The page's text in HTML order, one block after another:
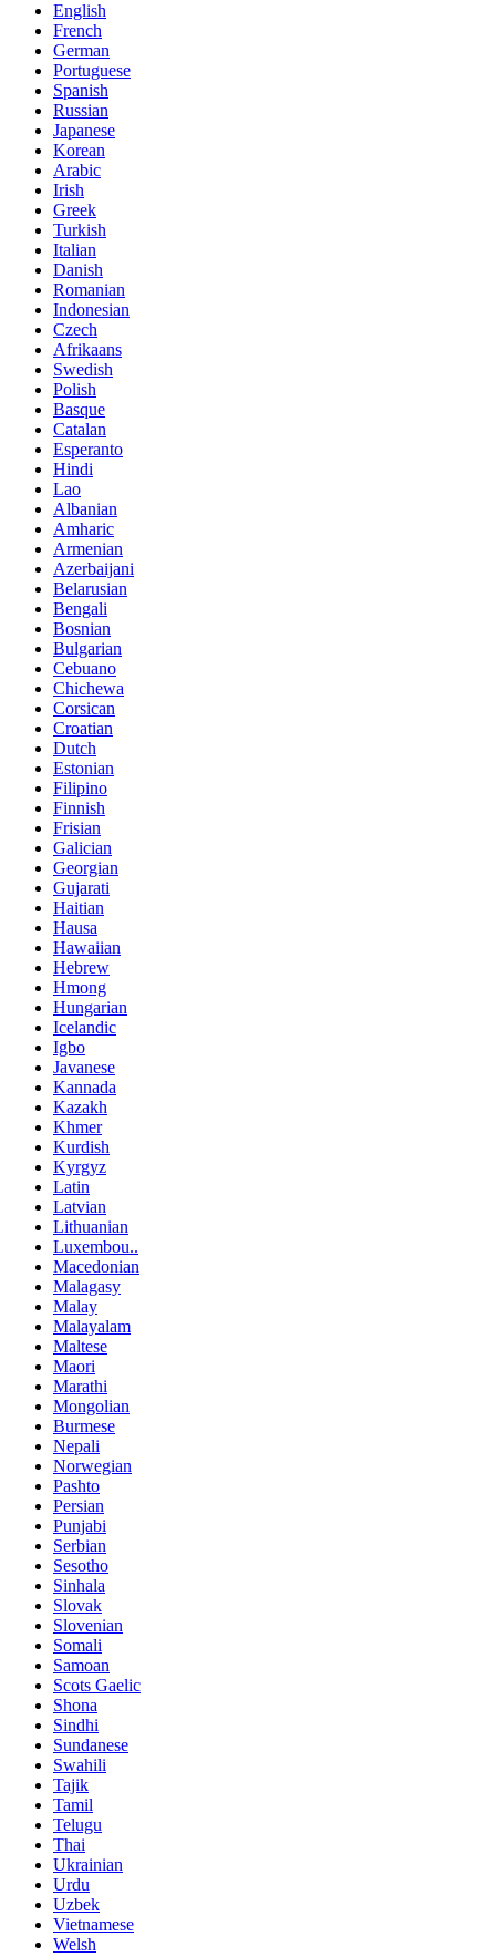
English
French
German
Portuguese
Spanish
Russian
Japanese
Korean
Arabic
Irish
Greek
Turkish
Italian
Danish
Romanian
Indonesian
Czech
Afrikaans
Swedish
Polish
Basque
Catalan
Esperanto
Hindi
Lao
Albanian
Amharic
Armenian
Azerbaijani
Belarusian
Bengali
Bosnian
Bulgarian
Cebuano
Chichewa
Corsican
Croatian
Dutch
Estonian
Filipino
Finnish
Frisian
Galician
Georgian
Gujarati
Haitian
Hausa
Hawaiian
Hebrew
Hmong
Hungarian
Icelandic
Igbo
Javanese
Kannada
Kazakh
Khmer
Kurdish
Kyrgyz
Latin
Latvian
Lithuanian
Luxembou..
Macedonian
Malagasy
Malay
Malayalam
Maltese
Maori
Marathi
Mongolian
Burmese
Nepali
Norwegian
Pashto
Persian
Punjabi
Serbian
Sesotho
Sinhala
Slovak
Slovenian
Somali
Samoan
Scots Gaelic
Shona
Sindhi
Sundanese
Swahili
Tajik
Tamil
Telugu
Thai
Ukrainian
Urdu
Uzbek
Vietnamese
Welsh